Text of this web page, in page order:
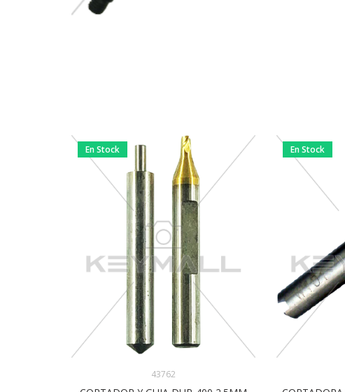
En Stock
43762
En Stock